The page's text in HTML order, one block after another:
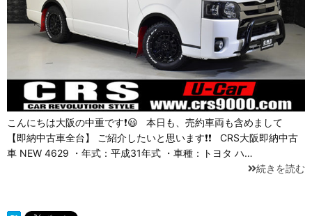
こんにちは大阪の中重です❗😃 本日も、売約車両も含めまして
【即納中古車全台】 ご紹介したいと思います❗❗ CRS大阪即納中古
車 NEW 4629 ・年式：平成31年式 ・車種：トヨタ ハ…
続きを読む